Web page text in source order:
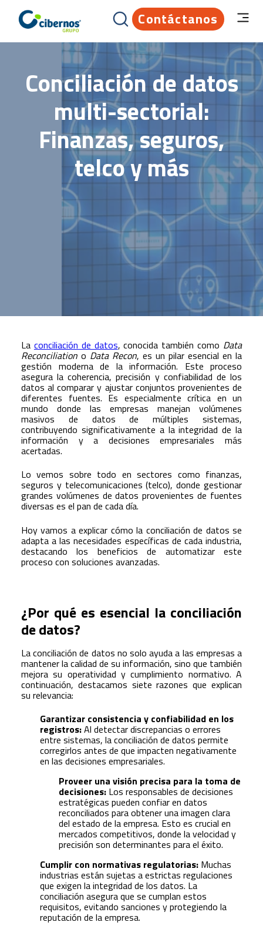
Contáctanos
Conciliación de datos
multi-sectorial:
Finanzas, seguros,
telco y más
La conciliación de datos, conocida también como Data
Reconciliation o Data Recon, es un pilar esencial en la
gestión moderna de la información. Este proceso
asegura la coherencia, precisión y confiabilidad de los
datos al comparar y ajustar conjuntos provenientes de
diferentes fuentes. Es especialmente crítica en un
mundo donde las empresas manejan volúmenes
masivos de datos de múltiples sistemas,
contribuyendo significativamente a la integridad de la
información y a decisiones empresariales más
acertadas.
Lo vemos sobre todo en sectores como finanzas,
seguros y telecomunicaciones (telco), donde gestionar
grandes volúmenes de datos provenientes de fuentes
diversas es el pan de cada día.
Hoy vamos a explicar cómo la conciliación de datos se
adapta a las necesidades específicas de cada industria,
destacando los beneficios de automatizar este
proceso con soluciones avanzadas.
¿Por qué es esencial la conciliación
de datos?
La conciliación de datos no solo ayuda a las empresas a
mantener la calidad de su información, sino que también
mejora su operatividad y cumplimiento normativo. A
continuación, destacamos siete razones que explican
su relevancia:
Garantizar consistencia y confiabilidad en los
registros:Al detectar discrepancias o errores
entre sistemas, la conciliación de datos permite
corregirlos antes de que impacten negativamente
en las decisiones empresariales.
Proveer una visión precisa para la toma de
decisiones: Los responsables de decisiones
estratégicas pueden confiar en datos
reconciliados para obtener una imagen clara
del estado de la empresa. Esto es crucial en
mercados competitivos, donde la velocidad y
precisión son determinantes para el éxito.
Cumplir con normativas regulatorias: Muchas
industrias están sujetas a estrictas regulaciones
que exigen la integridad de los datos. La
conciliación asegura que se cumplan estos
requisitos, evitando sanciones y protegiendo la
reputación de la empresa.